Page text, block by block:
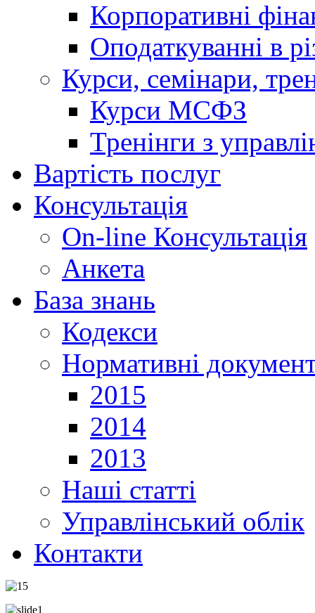
Корпоративні
Оподаткуванні в
Курси, семінари,
Курси МСФЗ
Тренінги з
Вартість послуг
Консультація
On-line Консультація
Анкета
База знань
Кодекси
Нормативні
2015
2014
2013
Наші статті
Управлінський облік
Контакти